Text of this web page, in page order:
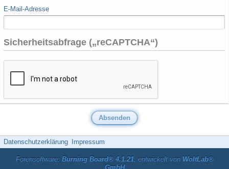
E-Mail-Adresse
Sicherheitsabfrage („reCAPTCHA“)
Datenschutzerklärung Impressum
Forensoftware: Burning Board® 4.1.21, entwickelt von WoltLab®
GmbH